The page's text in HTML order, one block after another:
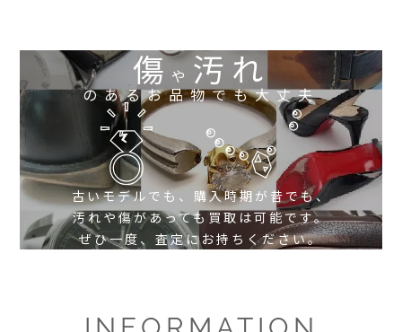
傷や 汚れ
のあるお品物でも大丈夫
古いモデルでも、購入時期が昔でも、
汚れや傷があっても買取は可能です。
ぜひ一度、査定にお持ちください。